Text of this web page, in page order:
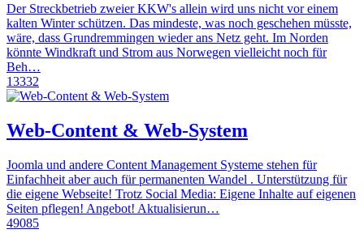
Der Streckbetrieb zweier KKW's allein wird uns nicht vor einem
kalten Winter schützen. Das mindeste, was noch geschehen müsste,
wäre, dass Grundremmingen wieder ans Netz geht. Im Norden
könnte Windkraft und Strom aus Norwegen vielleicht noch für
Beh…
13332
Web-Content & Web-System
Joomla und andere Content Management Systeme stehen für
Einfachheit aber auch für permanenten Wandel . Unterstützung für
die eigene Webseite! Trotz Social Media: Eigene Inhalte auf eigenen
Seiten pflegen! Angebot! Aktualisierun…
49085